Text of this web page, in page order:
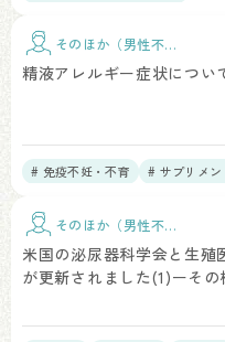
そのほか（男性不
精液アレルギー症状につい
# 免疫不妊・不育 # サプリメン
そのほか（男性不
米国の泌尿器科学会と生殖
が更新されました(1)ーその